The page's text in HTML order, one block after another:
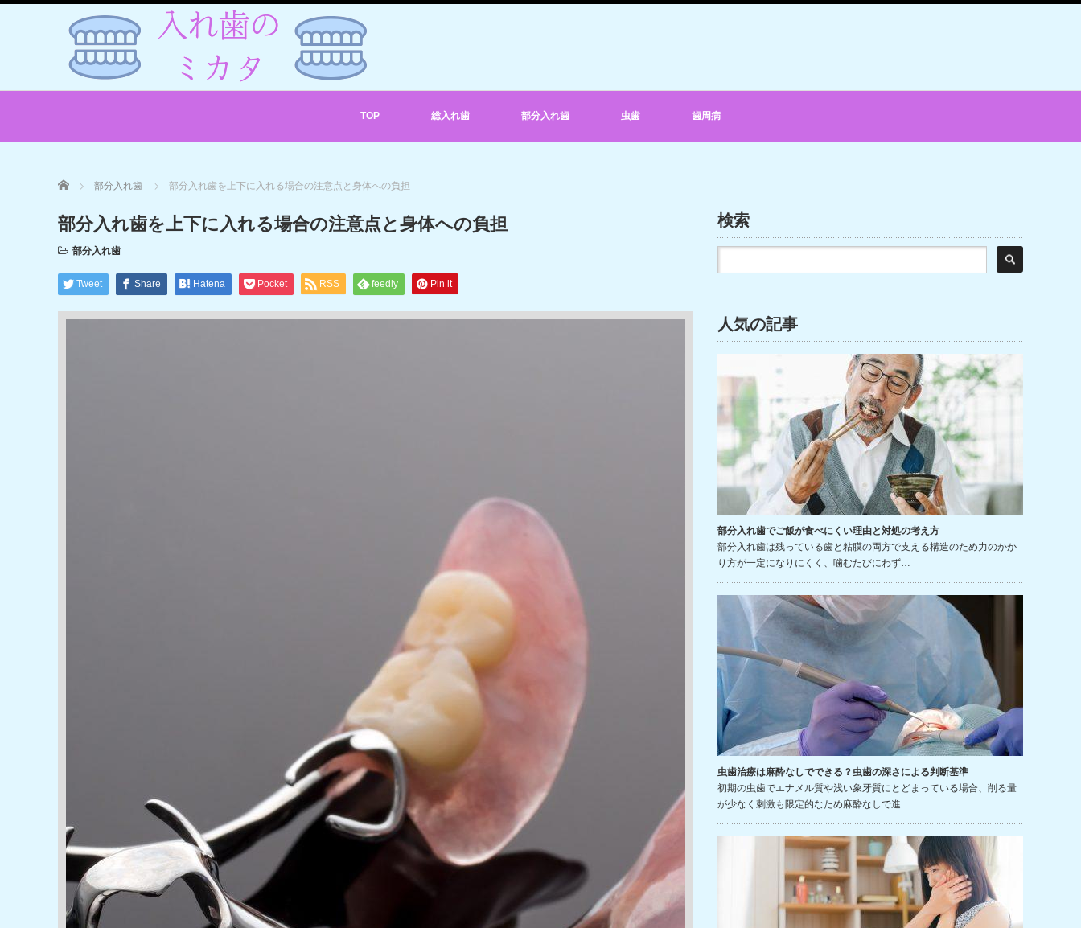
TOP 総入れ歯 部分入れ歯 虫歯 歯周病
Home 部分入れ歯 部分入れ歯を上下に入れる場合の注意点と身体への負担
部分入れ歯を上下に入れる場合の注意点と身体への負担
部分入れ歯
Tweet Share Hatena Pocket RSS feedly Pin it
検索
人気の記事
部分入れ歯でご飯が食べにくい理由と対処の考え方
部分入れ歯は残っている歯と粘膜の両方で支える構造のため力のかか
り方が一定になりにくく、噛むたびにわず…
虫歯治療は麻酔なしでできる？虫歯の深さによる判断基準
初期の虫歯でエナメル質や浅い象牙質にとどまっている場合、削る量
が少なく刺激も限定的なため麻酔なしで進…